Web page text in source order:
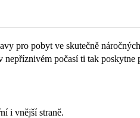
pro pobyt ve skutečně
počasí ti tak
i vnější straně.